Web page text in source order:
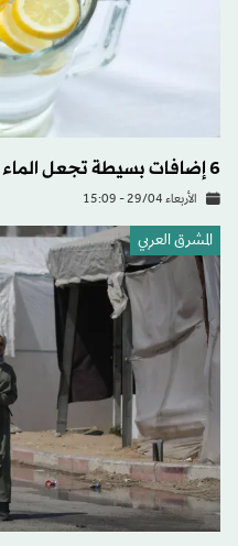
6 إضافات بسيطة تجعل الماء أكثر متعة وفائدة
الأربعاء 29/04 - 15:09
المشرق العربي